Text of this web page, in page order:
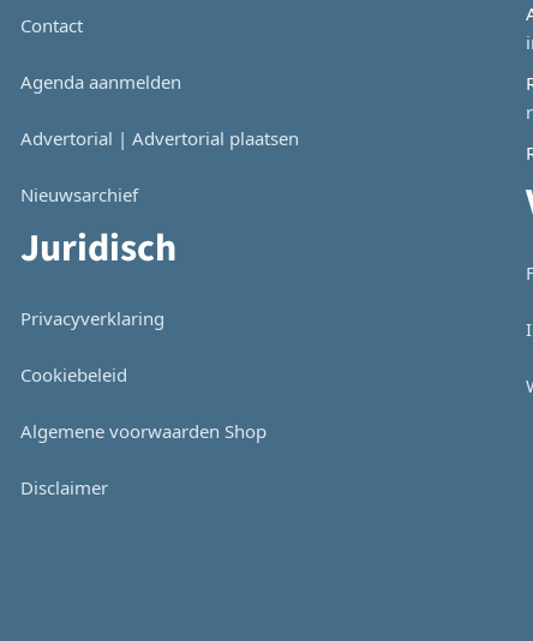
Contact
Agenda aanmelden
Advertorial | Advertorial plaatsen
Nieuwsarchief
Juridisch
Privacyverklaring
Cookiebeleid
Algemene voorwaarden Shop
Disclaimer